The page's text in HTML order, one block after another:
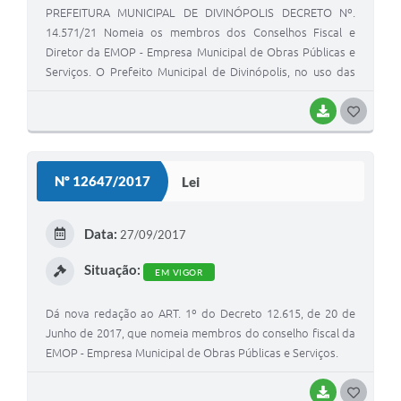
BAIXAR
PREFEITURA MUNICIPAL DE DIVINÓPOLIS DECRETO Nº.
14.571/21 Nomeia os membros dos Conselhos Fiscal e
Diretor da EMOP - Empresa Municipal de Obras Públicas e
Serviços. O Prefeito Municipal de Divinópolis, no uso das
Municipal, DECRETA: Art. 1º Ficam nomeados os seguintes
membros para comporem o Conselho Fiscal e o Conselho
Serviços: I – Conselho Fiscal: a) Efetivo: Welliton Natividade
(EMOP); b) Suplente: Roselene Rezende Rabelo Silva
Geral do Município); d) Suplente: Pabloneli de Sousa Vidal
(Secretaria Municipal de Saúde); d) Suplente: Lúcia Maia da
Pereira (EMOP); b) Suplente: Evandro Menezes (EMOP); c)
Efetivo: Leonardo Capanema (Secretaria Municipal de
Operações e Serviços Urbanos); d) Suplente: Pedro
Urbanos); e) Efetivo: Wastheyn Lopes (Gabinete do Vice-
Nº 12647/2017 Lei
BAIXAR
Data: 27/09/2017
Situação: EM VIGOR
Dá nova redação ao ART. 1º do Decreto 12.615, de 20 de
Junho de 2017, que nomeia membros do conselho fiscal da
EMOP - Empresa Municipal de Obras Públicas e Serviços.